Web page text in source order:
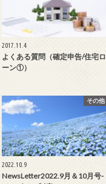
2017.11.4
よくある質問（確定申告/住宅ロ
ーン①）
その他
2022.10.9
NewsLetter2022.9月＆10月号-